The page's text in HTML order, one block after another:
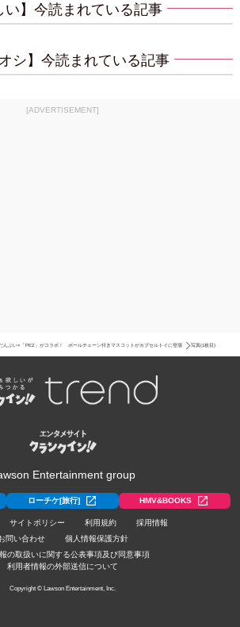
い】今読まれている記事
オシ】今読まれている記事
[ADVERTISEMENT]
んぶい×「PEZ」がコラボ！ ボールチェーン付きマスコットがカプセルトイに登場 写真(1枚目)
Entertainment group
ローチケ[旅行] HMV&BOOKS
サイトポリシー 利用規約
採用情報
問い合わせ
個人情報保護方針
の取扱いに関する公表事項及び同意事項
利用者情報の外部送信について
Copyright © Lawson Entertainment, Inc.